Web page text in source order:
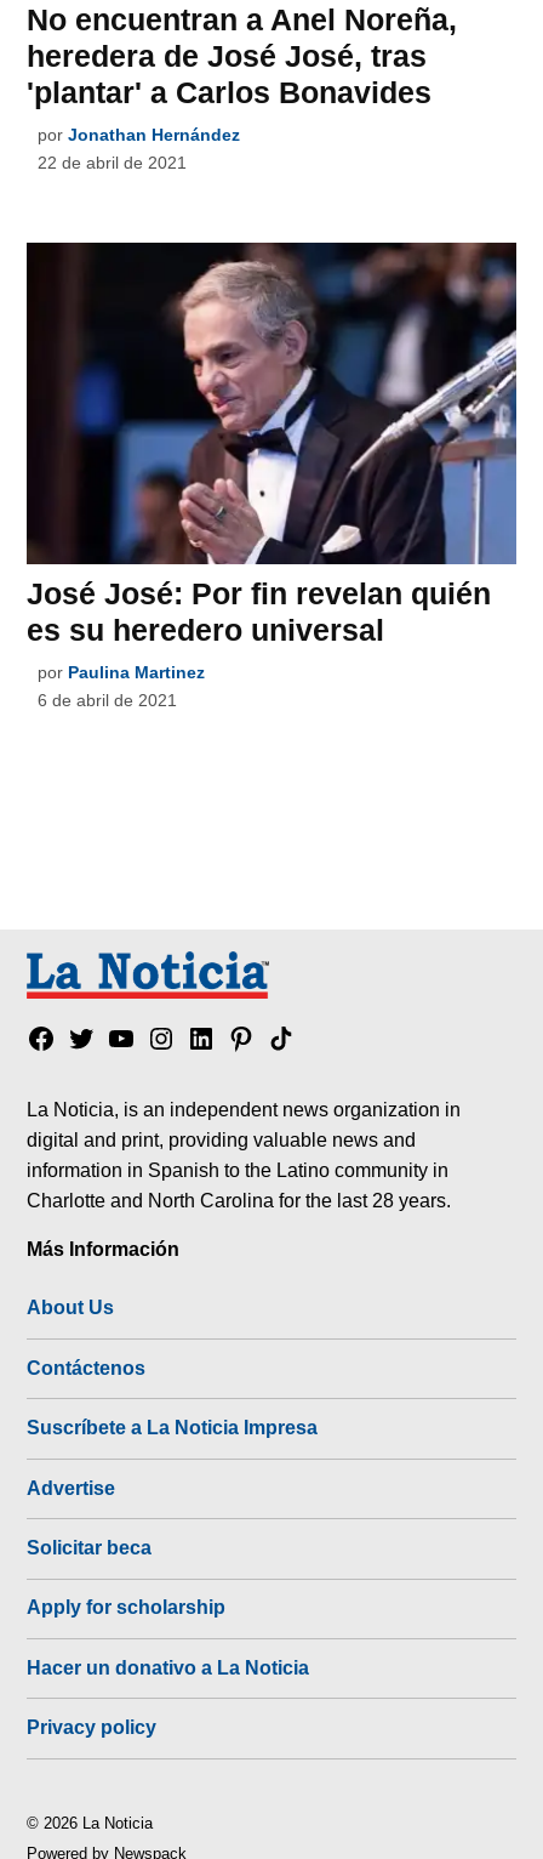
No encuentran a Anel Noreña,
heredera de José José, tras
'plantar' a Carlos Bonavides
por Jonathan Hernández
22 de abril de 2021
José José: Por fin revelan quién
es su heredero universal
por Paulina Martinez
6 de abril de 2021
Facebook
TwitterYouTubeInstagram
LinkedinPinterest
Tik
La Noticia, is an independent news organization in
digital and print, providing valuable news and
information in Spanish to the Latino community in
Charlotte and North Carolina for the last 28 years.
Más Información
About Us
Contáctenos
Suscríbete a La Noticia Impresa
Advertise
Solicitar beca
Apply for scholarship
Hacer un donativo a La Noticia
Privacy policy
© 2026 La Noticia
Powered by Newspack